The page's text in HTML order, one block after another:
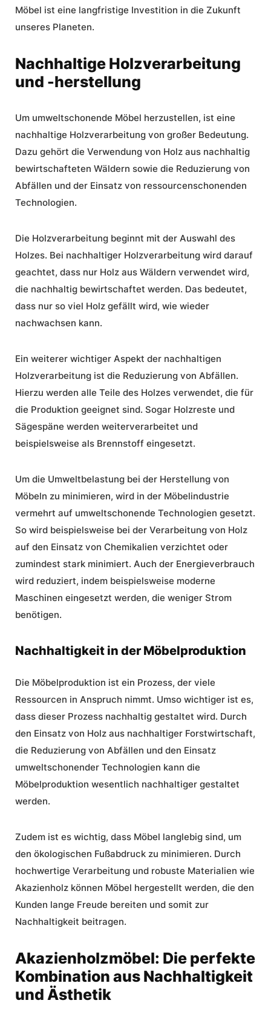
Möbel ist eine langfristige Investition in die Zukunft
unseres Planeten.
Nachhaltige Holzverarbeitung
und -herstellung
Um umweltschonende Möbel herzustellen, ist eine
nachhaltige Holzverarbeitung von großer Bedeutung.
Dazu gehört die Verwendung von Holz aus nachhaltig
bewirtschafteten Wäldern sowie die Reduzierung von
Abfällen und der Einsatz von ressourcenschonenden
Technologien.
Die Holzverarbeitung beginnt mit der Auswahl des
Holzes. Bei nachhaltiger Holzverarbeitung wird darauf
geachtet, dass nur Holz aus Wäldern verwendet wird,
die nachhaltig bewirtschaftet werden. Das bedeutet,
dass nur so viel Holz gefällt wird, wie wieder
nachwachsen kann.
Ein weiterer wichtiger Aspekt der nachhaltigen
Holzverarbeitung ist die Reduzierung von Abfällen.
Hierzu werden alle Teile des Holzes verwendet, die für
die Produktion geeignet sind. Sogar Holzreste und
Sägespäne werden weiterverarbeitet und
beispielsweise als Brennstoff eingesetzt.
Um die Umweltbelastung bei der Herstellung von
Möbeln zu minimieren, wird in der Möbelindustrie
vermehrt auf umweltschonende Technologien gesetzt.
So wird beispielsweise bei der Verarbeitung von Holz
auf den Einsatz von Chemikalien verzichtet oder
zumindest stark minimiert. Auch der Energieverbrauch
wird reduziert, indem beispielsweise moderne
Maschinen eingesetzt werden, die weniger Strom
benötigen.
Nachhaltigkeit in der Möbelproduktion
Die Möbelproduktion ist ein Prozess, der viele
Ressourcen in Anspruch nimmt. Umso wichtiger ist es,
dass dieser Prozess nachhaltig gestaltet wird. Durch
den Einsatz von Holz aus nachhaltiger Forstwirtschaft,
die Reduzierung von Abfällen und den Einsatz
umweltschonender Technologien kann die
Möbelproduktion wesentlich nachhaltiger gestaltet
werden.
Zudem ist es wichtig, dass Möbel langlebig sind, um
den ökologischen Fußabdruck zu minimieren. Durch
hochwertige Verarbeitung und robuste Materialien wie
Akazienholz können Möbel hergestellt werden, die den
Kunden lange Freude bereiten und somit zur
Nachhaltigkeit beitragen.
Akazienholzmöbel: Die perfekte
Kombination aus Nachhaltigkeit
und Ästhetik